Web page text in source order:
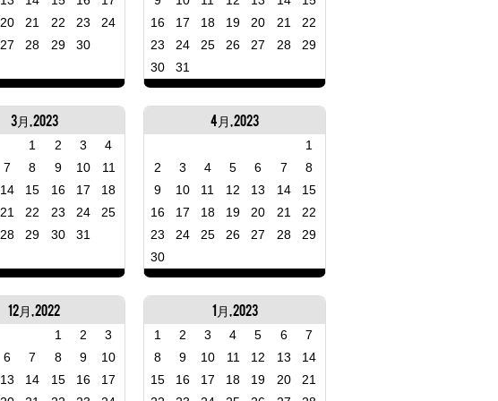
16
17 18 19 20 21
22
23
24 25 26 27 28
29
30
31
20 21 22 23
24
27 28 29 30
4月, 2023
1
2
3 4 5 6 7
8
9
10 11 12 13 14
15
16
17 18 19 20 21
22
23
24 25 26 27 28
29
30
3月, 2023
1 2 3
4
7 8 9 10
11
14 15 16 17
18
21 22 23 24
25
28 29 30 31
1月, 2023
1 2 3 4 5 6
7
8
9 10 11 12 13
14
15
16 17 18 19 20
21
12月, 2022
1 2
3
6 7 8 9
10
13 14 15 16
17